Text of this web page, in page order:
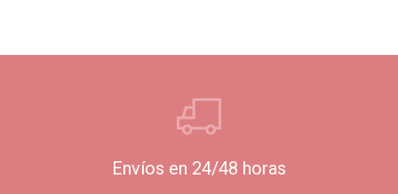
Envíos en 24/48 horas